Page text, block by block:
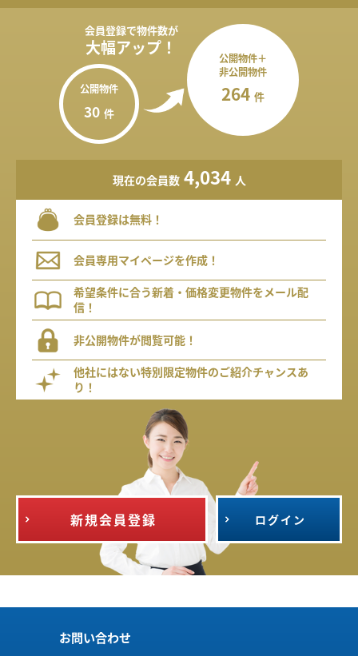
会員登録で物件数が
大幅アップ！
公開物件
30 件
公開物件＋
非公開物件
264 件
現在の会員数 4,034 人
会員登録は無料！
会員専用マイページを作成！
希望条件に合う新着・価格変更物件をメール配
信！
非公開物件が閲覧可能！
他社にはない特別限定物件のご紹介チャンスあ
り！
新規会員登録 ログイン
お問い合わせ